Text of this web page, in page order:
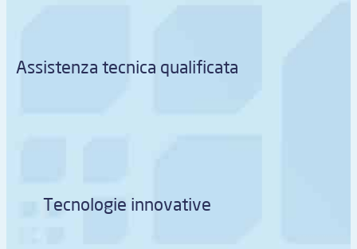
Assistenza tecnica qualificata
Tecnologie innovative